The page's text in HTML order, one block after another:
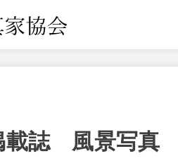
誌 風景写真